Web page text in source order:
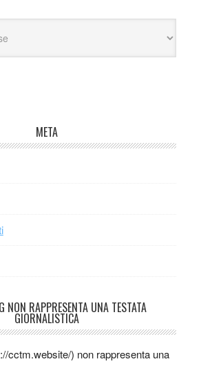
META
NON RAPPRESENTA UNA TESTATA
GIORNALISTICA
cctm.website/) non rappresenta una